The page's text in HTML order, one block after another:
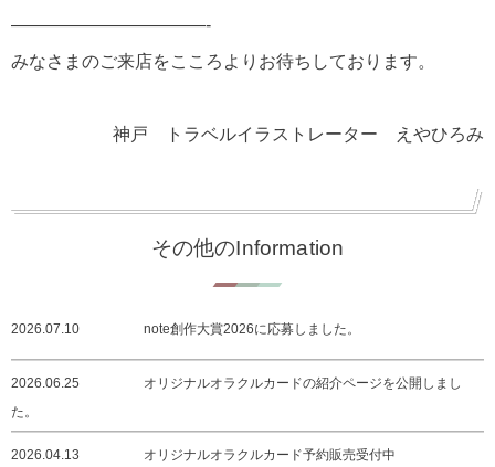
———————————-
みなさまのご来店をこころよりお待ちしております。
神戸 トラベルイラストレーター えやひろみ
その他のInformation
2026.07.10 note創作大賞2026に応募しました。
2026.06.25
オリジナルオラクルカードの紹介ページを公開しまし
た。
2026.04.13 オリジナルオラクルカード予約販売受付中